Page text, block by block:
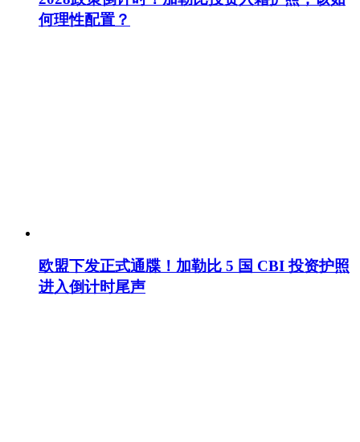
何理性配置？
欧盟下发正式通牒！加勒比 5 国 CBI 投资护照
进入倒计时尾声